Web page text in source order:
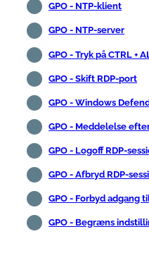
GPO - NTP-klient
GPO - NTP-server
GPO - Tryk på CTRL +
GPO - Skift RDP-port
GPO - Windows
GPO - Meddelelse
GPO - Logoff RDP-
GPO - Afbryd RDP-
GPO - Forbyd adgang
GPO - Begræns